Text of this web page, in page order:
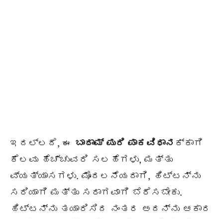
ಇದಲ್ಲದೆ, ಈ ಬಾದಾಮ್ ಪುರಿ ಪಾಕವಿಧಾನ ಕ್ಕಾಗಿ
ಕೆಲವು ಹೆಚ್ಚುವರಿ ಸಲಹೆಗಳು, ಮತ್ತು
ವ್ಯತ್ಯಾಸಗಳು. ಮೊದಲನೆಯದಾಗಿ, ಹಿಟ್ಟನ್ನು
ಸರಿಯಾಗಿ ಮತ್ತು ಸರಾಗವಾಗಿ ಬೆರೆಸಬೇಕು.
ಹಿಟ್ಟನ್ನು ತಯಾರಿಸಿದ ನಂತರ ಅದನ್ನು ಆಕಾರ